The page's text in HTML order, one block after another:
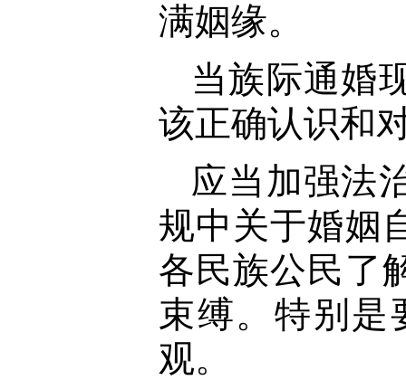
满姻缘。
当族际通婚
该正确认识和
应当加强法
规中关于婚姻
各民族公民了
束缚。特别是
观。